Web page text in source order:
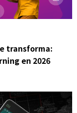
transforma:
en 2026